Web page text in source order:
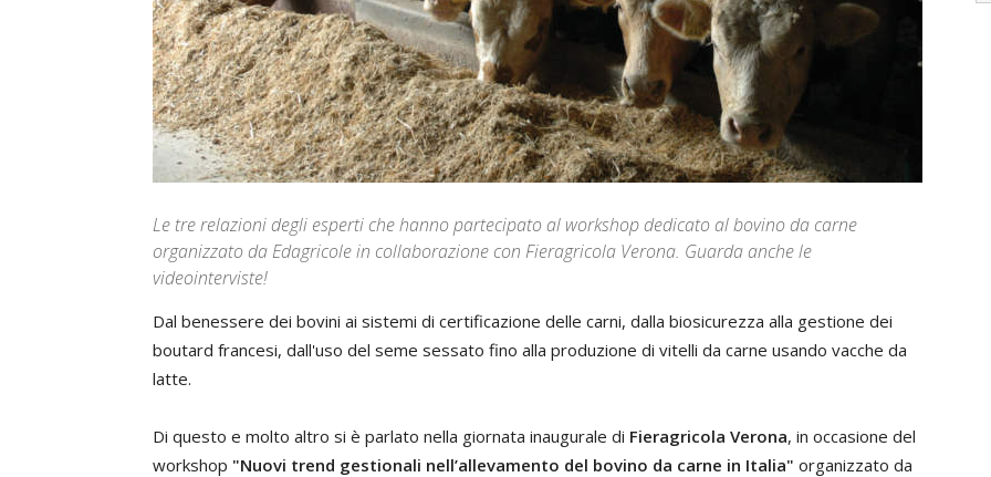
Le tre relazioni degli esperti che hanno partecipato al workshop dedicato al bovino da carne
organizzato da Edagricole in collaborazione con Fieragricola Verona. Guarda anche le
videointerviste!
Dal benessere dei bovini ai sistemi di certificazione delle carni, dalla biosicurezza alla gestione dei
boutard francesi, dall'uso del seme sessato fino alla produzione di vitelli da carne usando vacche da
latte.
Di questo e molto altro si è parlato nella giornata inaugurale di Fieragricola Verona, in occasione del
workshop "Nuovi trend gestionali nell’allevamento del bovino da carne in Italia" organizzato da